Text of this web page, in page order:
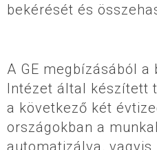
bekérését és
A GE megbízásából a
Intézet által készített
a következő két
országokban a